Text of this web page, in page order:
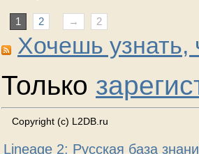
1 2 → 2
Хочешь узнать,
Только
Copyright (c) L2DB.ru
Lineage 2: Русская база